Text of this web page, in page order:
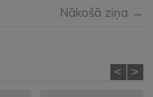
Nākošā ziņa →
< >